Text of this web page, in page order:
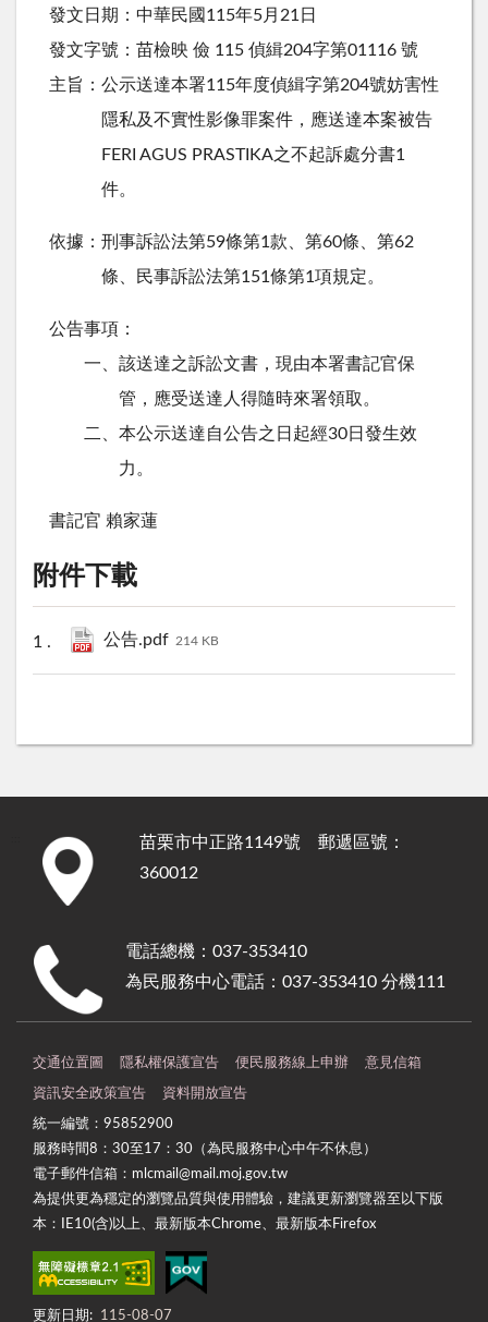
發文日期：中華民國115年5月21日
發文字號：苗檢映 儉 115 偵緝204字第01116 ‌號‌
主旨：公示送達本署115年度偵緝字第204號妨害性
隱私及不實性影像罪案件，應送達本案被告
FERI AGUS PRASTIKA之不起訴處分書1
件。
依據：刑事訴訟法第59條第1款、第60條、第62
條、民事訴訟法第151條第1項規定。
公告事項：
一、該送達之訴訟文書，現由本署書記官保
管，應受送達人得隨時來署領取。
二、本公示送達自公告之日起經30日發生效
力。
書記官 賴家蓮
附件下載
公告.pdf 214 KB
苗栗市中正路1149號 郵遞區號：
360012
電話總機：037-353410
為民服務中心電話：037-353410 分機111
交通位置圖 隱私權保護宣告 便民服務線上申辦 意見信箱
資訊安全政策宣告 資料開放宣告
統一編號：95852900
服務時間8：30至17：30（為民服務中心中午不休息）
電子郵件信箱：mlcmail@mail.moj.gov.tw
為提供更為穩定的瀏覽品質與使用體驗，建議更新瀏覽器至以下版
本：IE10(含)以上、最新版本Chrome、最新版本Firefox
更新日期: 115-08-07